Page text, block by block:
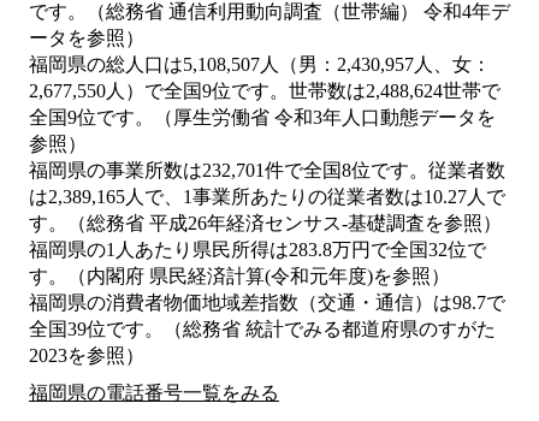
です。（総務省 通信利用動向調査（世帯編） 令和4年デ
ータを参照）
福岡県の総人口は5,108,507人（男：2,430,957人、女：
2,677,550人）で全国9位です。世帯数は2,488,624世帯で
全国9位です。（厚生労働省 令和3年人口動態データを
参照）
福岡県の事業所数は232,701件で全国8位です。従業者数
は2,389,165人で、1事業所あたりの従業者数は10.27人で
す。（総務省 平成26年経済センサス‐基礎調査を参照）
福岡県の1人あたり県民所得は283.8万円で全国32位で
す。（内閣府 県民経済計算(令和元年度)を参照）
福岡県の消費者物価地域差指数（交通・通信）は98.7で
全国39位です。（総務省 統計でみる都道府県のすがた
2023を参照）
福岡県の電話番号一覧をみる